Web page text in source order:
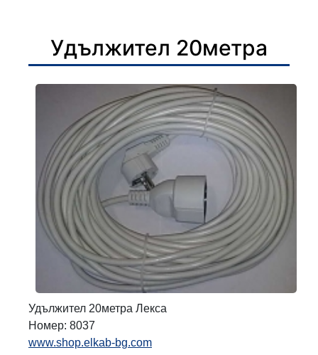
Удължител 20метра
Удължител 20метра Лекса
Номер: 8037
www.shop.elkab-bg.com